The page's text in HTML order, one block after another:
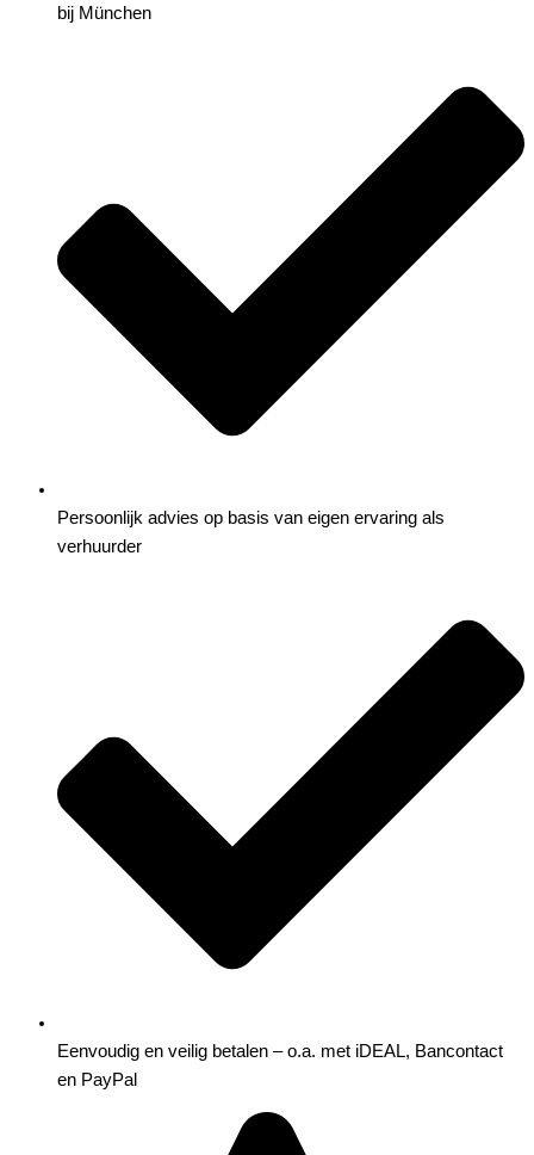
bij München
Persoonlijk advies op basis van eigen ervaring als
verhuurder
Eenvoudig en veilig betalen – o.a. met iDEAL, Bancontact
en PayPal